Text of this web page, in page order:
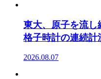
東大、原子を流
格子時計の連続計
2026.08.07